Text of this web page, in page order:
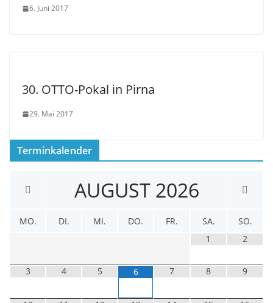
6. Juni 2017
30. OTTO-Pokal in Pirna
29. Mai 2017
Terminkalender
AUGUST 2026
MO. DI. MI. DO. FR. SA.
SO.
1
2
3 4 5 6 7 8 9